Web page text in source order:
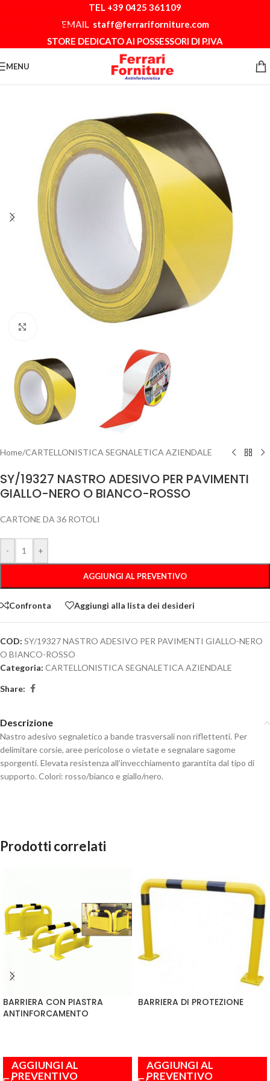
Skip to main content
TEL +39 0425 361109
EMAIL staff@ferrariforniture.com
STORE DEDICATO AI POSSESSORI DI P.IVA
MENU
Clicca per ingrandire
Home/CARTELLONISTICA SEGNALETICA AZIENDALE
SY/19327 NASTRO ADESIVO PER PAVIMENTI
GIALLO-NERO O BIANCO-ROSSO
CARTONE DA 36 ROTOLI
- +
AGGIUNGI AL PREVENTIVO
Confronta Aggiungi alla lista dei desideri
COD: SY/19327 NASTRO ADESIVO PER PAVIMENTI GIALLO-NERO
O BIANCO-ROSSO
Categoria: CARTELLONISTICA SEGNALETICA AZIENDALE
Share:
Descrizione
Nastro adesivo segnaletico a bande trasversali non riflettenti. Per
delimitare corsie, aree pericolose o vietate e segnalare sagome
sporgenti. Elevata resistenza all’invecchiamento garantita dal tipo di
supporto. Colori: rosso/bianco e giallo/nero.
Prodotti correlati
BARRIERA CON PIASTRA
ANTINFORCAMENTO
AGGIUNGI AL
PREVENTIVO
BARRIERA DI PROTEZIONE
AGGIUNGI AL
PREVENTIVO